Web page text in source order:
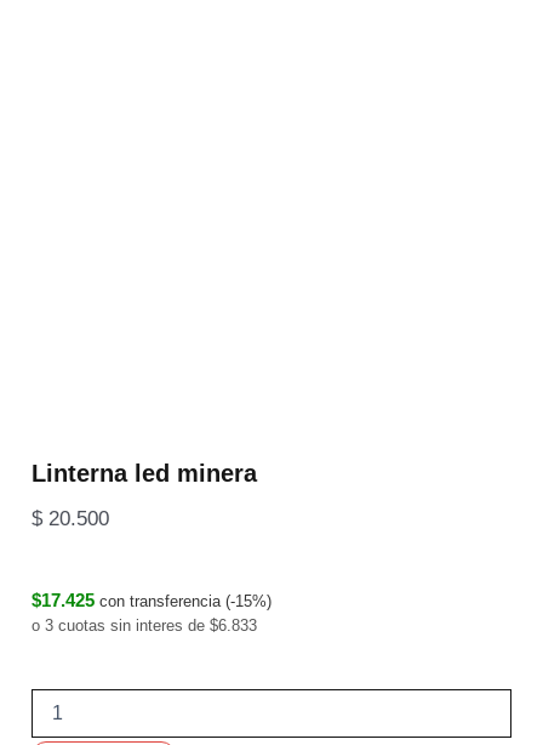
Linterna led minera
$20.500
$17.425con transferencia (-15%)
o 3 cuotas sin interes de $6.833